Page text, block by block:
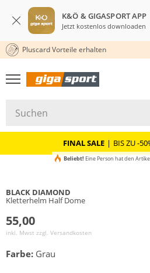
K&Ö & GIGASPORT APP
Jetzt kostenlos downloaden
30 TAGE
Pluscard Vorteile erhalten
GIGASTYLE
FAHRRAD­
FINAL SALE | BIS ZU -
Beliebt! Eine Person hat den
BLACK DIAMOND
Kletterhelm Half Dome
55,00
inkl. Mwst zzgl. Versandkosten
Farbe: Grau